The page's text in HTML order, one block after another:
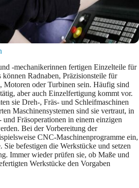
-mechanikerinnen fertigen Einzelteile für
Radnaben, Präzisionsteile für
Motoren oder Turbinen sein. Häufig sind
aber auch Einzelfertigung kommt vor.
sie Dreh-, Fräs- und Schleifmaschinen
Maschinensystemen sind sie vertraut, in
Fräsoperationen in einem einzigen
Bei der Vorbereitung der
CNC-Maschinenprogramme ein,
Sie befestigen die Werkstücke und setzen
Immer wieder prüfen sie, ob Maße und
Werkstücke den Vorgaben